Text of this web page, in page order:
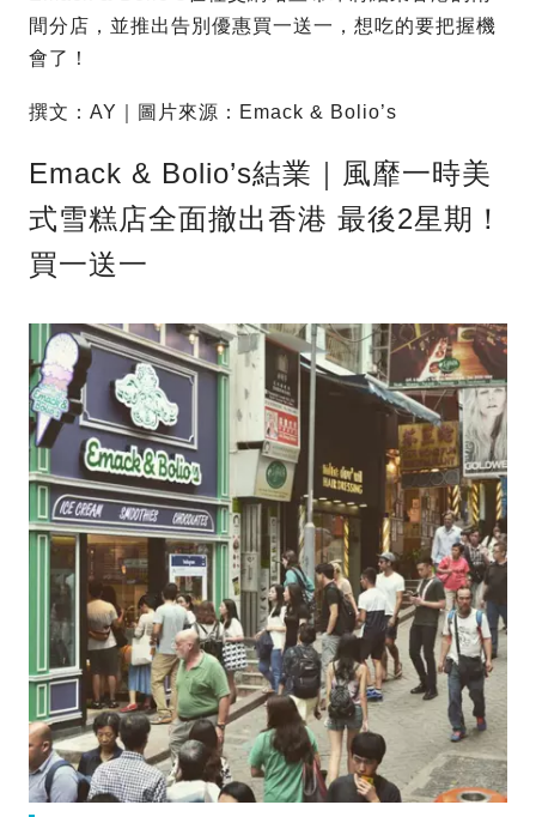
間分店，並推出告別優惠買一送一，想吃的要把握機
會了！
撰文：AY｜圖片來源：Emack & Bolio’s
Emack & Bolio’s結業｜風靡一時美
式雪糕店全面撤出香港 最後2星期！
買一送一